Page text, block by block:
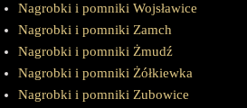
Nagrobki i pomniki Wojsławice
Nagrobki i pomniki Zamch
Nagrobki i pomniki Żmudź
Nagrobki i pomniki Żółkiewka
Nagrobki i pomniki Zubowice